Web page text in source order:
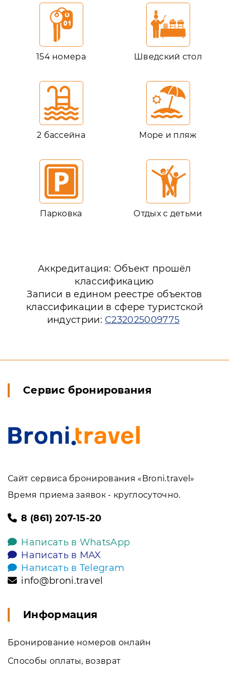
154 номера Шведский стол
2 бассейна Море и пляж
Парковка Отдых с детьми
Аккредитация: Объект прошёл
классификацию
Записи в едином реестре объектов
классификации в сфере туристской
индустрии: С232025009775
Сервис бронирования
Сайт сервиса бронирования «Broni.travel»
Время приема заявок - круглосуточно.
8 (861) 207-15-20
Написать в WhatsApp
Написать в MAX
Написать в Telegram
info@broni.travel
Информация
Бронирование номеров онлайн
Способы оплаты, возврат